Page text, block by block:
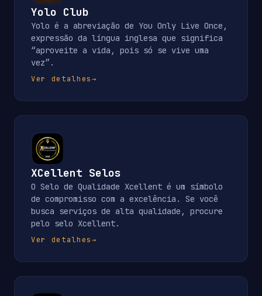
Yolo Club
Yolo é a abreviação de You Only Live Once,
expressão da língua inglesa que significa
“aproveite a vida, pois só se vive uma
vez”.
Ver detalhes→
XCellent Selos
O Selo de Qualidade Xcellent é um símbolo
de compromisso com a excelência. Se você
busca serviços de alta qualidade, procure
pelo selo Xcellent.
Ver detalhes→